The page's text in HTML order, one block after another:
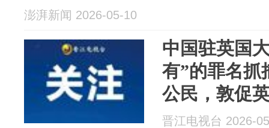
澎湃新闻 2026-05-10
中国驻英国
有”的罪名抓
公民，敦促
反华政治操
晋江电视台 2026-